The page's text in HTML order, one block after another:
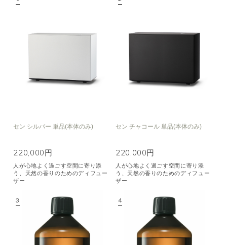
セン シルバー 単品(本体のみ)
220,000円
人が心地よく過ごす空間に寄り添
う、天然の香りのためのディフュー
ザー
セン チャコール 単品(本体のみ)
220,000円
人が心地よく過ごす空間に寄り添
う、天然の香りのためのディフュー
ザー